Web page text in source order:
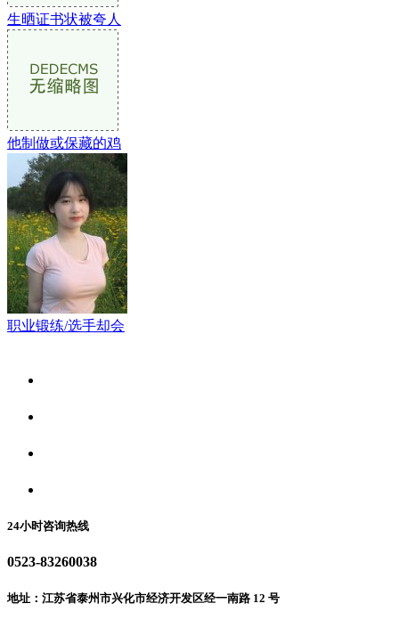
生晒证书状被夸人
他制做或保藏的鸡
职业锻练/选手却会
24小时咨询热线
0523-83260038
地址：江苏省泰州市兴化市经济开发区经一南路 12 号